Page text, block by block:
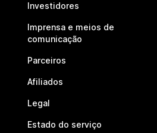
Investidores
Imprensa e meios de
comunicação
Parceiros
Afiliados
Legal
Estado do serviço